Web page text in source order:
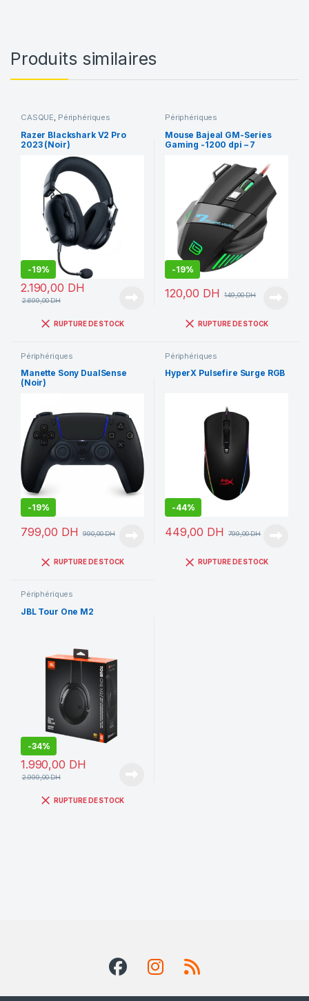
Produits similaires
CASQUE, Périphériques
Razer Blackshark V2 Pro
2023 (Noir)
-19%
2.190,00 DH
2.699,00DH
RUPTURE DE STOCK
Périphériques
Mouse Bajeal GM-Series
Gaming -1200 dpi – 7
-19%
120,00 DH 149,00DH
RUPTURE DE STOCK
Périphériques
Manette Sony DualSense
(Noir)
-19%
799,00 DH 990,00DH
RUPTURE DE STOCK
Périphériques
HyperX Pulsefire Surge RGB
-44%
449,00 DH 799,00DH
RUPTURE DE STOCK
Périphériques
JBL Tour One M2
-34%
1.990,00 DH
2.999,00DH
RUPTURE DE STOCK